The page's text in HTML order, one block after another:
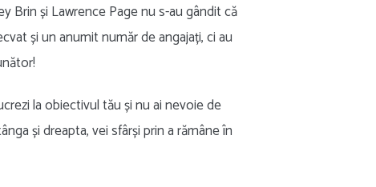
Brin și Lawrence Page nu s-au gândit că
și un anumit număr de angajați, ci au
la obiectivul tău și nu ai nevoie de
și dreapta, vei sfârși prin a rămâne în